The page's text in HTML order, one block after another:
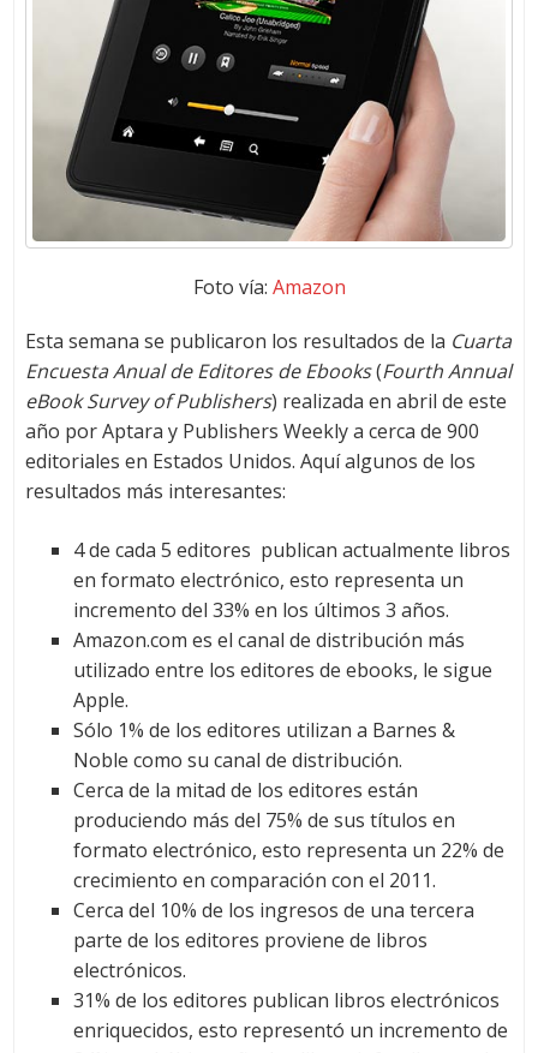
Foto vía: Amazon
Esta semana se publicaron los resultados de la Cuarta
Encuesta Anual de Editores de Ebooks(Fourth Annual
eBook Survey of Publishers) realizada en abril de este
año por Aptara y Publishers Weekly a cerca de 900
editoriales en Estados Unidos. Aquí algunos de los
resultados más interesantes:
4 de cada 5 editores publican actualmente libros
en formato electrónico, esto representa un
incremento del 33% en los últimos 3 años.
Amazon.com es el canal de distribución más
utilizado entre los editores de ebooks, le sigue
Apple.
Sólo 1% de los editores utilizan a Barnes &
Noble como su canal de distribución.
Cerca de la mitad de los editores están
produciendo más del 75% de sus títulos en
formato electrónico, esto representa un 22% de
crecimiento en comparación con el 2011.
Cerca del 10% de los ingresos de una tercera
parte de los editores proviene de libros
electrónicos.
31% de los editores publican libros electrónicos
enriquecidos, esto representó un incremento de